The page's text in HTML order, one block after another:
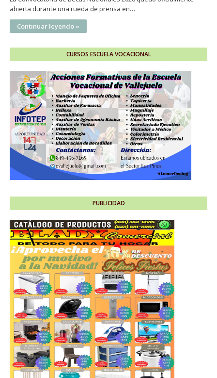
abierta durante una rueda de prensa en…
Continuar leyendo »
CURSOS ESCUELA VOCACIONAL
PUBLICIDAD